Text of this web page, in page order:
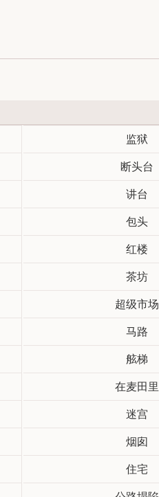
监狱
断头台
讲台
包头
红楼
茶坊
超级市场
马路
舷梯
在麦田里
迷宫
烟囱
住宅